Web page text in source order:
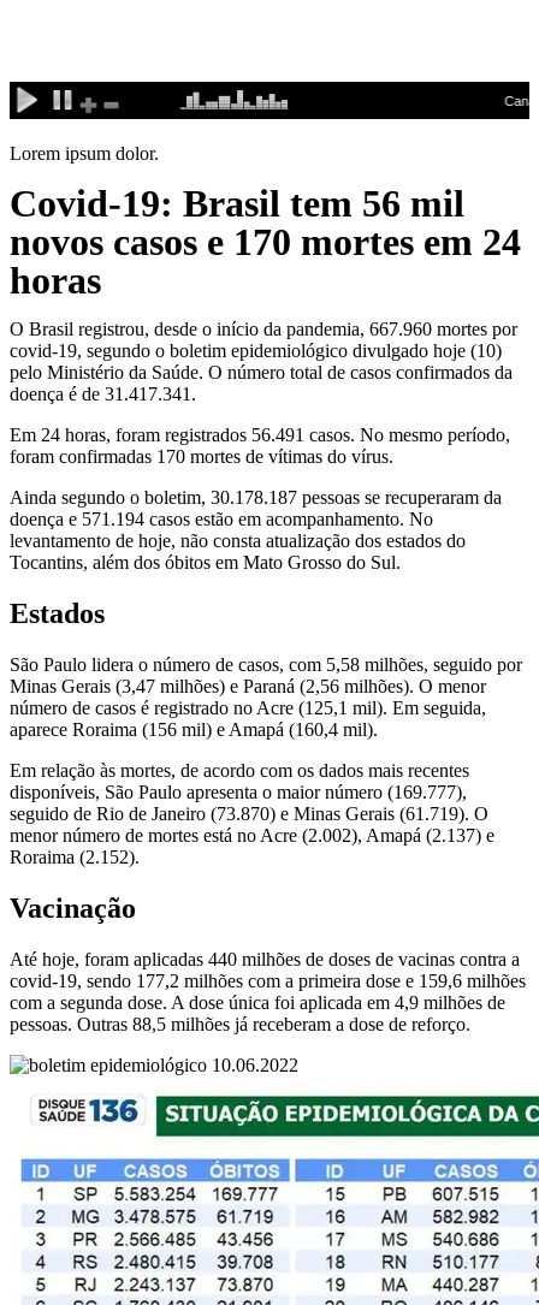
conteúdo
Lorem ipsum dolor.
Covid-19: Brasil tem 56 mil
novos casos e 170 mortes em 24
horas
O Brasil registrou, desde o início da pandemia, 667.960 mortes por
covid-19, segundo o boletim epidemiológico divulgado hoje (10)
pelo Ministério da Saúde. O número total de casos confirmados da
doença é de 31.417.341.
Em 24 horas, foram registrados 56.491 casos. No mesmo período,
foram confirmadas 170 mortes de vítimas do vírus.
Ainda segundo o boletim, 30.178.187 pessoas se recuperaram da
doença e 571.194 casos estão em acompanhamento. No
levantamento de hoje, não consta atualização dos estados do
Tocantins, além dos óbitos em Mato Grosso do Sul.
Estados
São Paulo lidera o número de casos, com 5,58 milhões, seguido por
Minas Gerais (3,47 milhões) e Paraná (2,56 milhões). O menor
número de casos é registrado no Acre (125,1 mil). Em seguida,
aparece Roraima (156 mil) e Amapá (160,4 mil).
Em relação às mortes, de acordo com os dados mais recentes
disponíveis, São Paulo apresenta o maior número (169.777),
seguido de Rio de Janeiro (73.870) e Minas Gerais (61.719). O
menor número de mortes está no Acre (2.002), Amapá (2.137) e
Roraima (2.152).
Vacinação
Até hoje, foram aplicadas 440 milhões de doses de vacinas contra a
covid-19, sendo 177,2 milhões com a primeira dose e 159,6 milhões
com a segunda dose. A dose única foi aplicada em 4,9 milhões de
pessoas. Outras 88,5 milhões já receberam a dose de reforço.